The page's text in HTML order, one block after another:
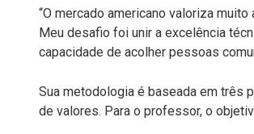
“O mercado americano valoriza
Meu desafio foi unir a excelência
capacidade de acolher pessoas
Sua metodologia é baseada em três
de valores. Para o professor, o